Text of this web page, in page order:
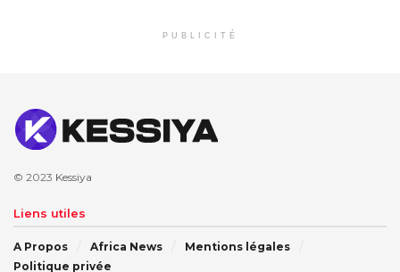
PUBLICITÉ
© 2023 Kessiya
Liens utiles
A Propos Africa News
Mentions légales
Politique privée